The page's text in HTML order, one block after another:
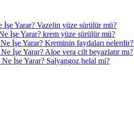
Yarar? Vazelin yüze sürülür mü?
İşe Yarar? krem yüze sürülür mü?
İşe Yarar? Kreminin faydaları nelerdir?
İşe Yarar? Aloe vera cilt beyazlatır mı?
İşe Yarar? Salyangoz helal mi?